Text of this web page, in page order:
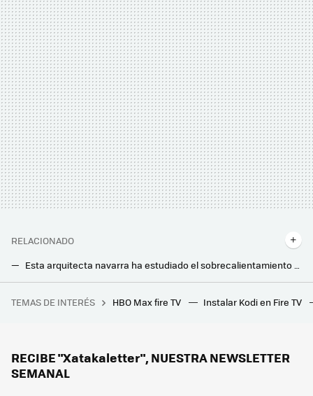
RELACIONADO
Esta arquitecta navarra ha estudiado el sobrecalientamiento de las casas en verano en Pamplona: sus conclusiones son demoledoras
Las casas impresas en 3D quieren ser la alternativa rápida para hacer chalets: así es la propuesta de viviendas de lujo de Icon
Xiaomi tiene la mejor alternativa para aquellos a los que no les convencen los Fire TV Stick: es barata y también reproduce en 4K
TEMAS DE INTERÉS HBO Max fire TV Instalar Kodi en Fire TV
RECIBE "Xatakaletter", NUESTRA NEWSLETTER
SEMANAL